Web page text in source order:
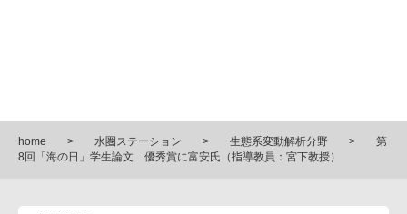
home 水圏ステーション 生態系変動解析分野
第
8回「海の日」学生論文 優秀賞に富安氏（指導教員：宮下教授）